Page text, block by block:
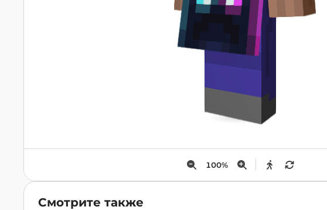
100%
Смотрите также